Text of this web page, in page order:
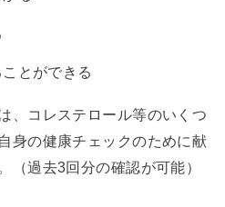
とができる
、コレステロール等のいくつ
身の健康チェックのために献
（過去3回分の確認が可能）